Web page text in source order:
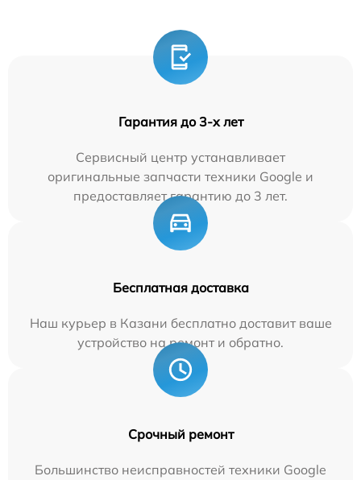
Гарантия до 3-х лет
Сервисный центр устанавливает
оригинальные запчасти техники Google и
предоставляет гарантию до 3 лет.
Бесплатная доставка
Наш курьер в Казани бесплатно доставит ваше
устройство на ремонт и обратно.
Срочный ремонт
Большинство неисправностей техники Google